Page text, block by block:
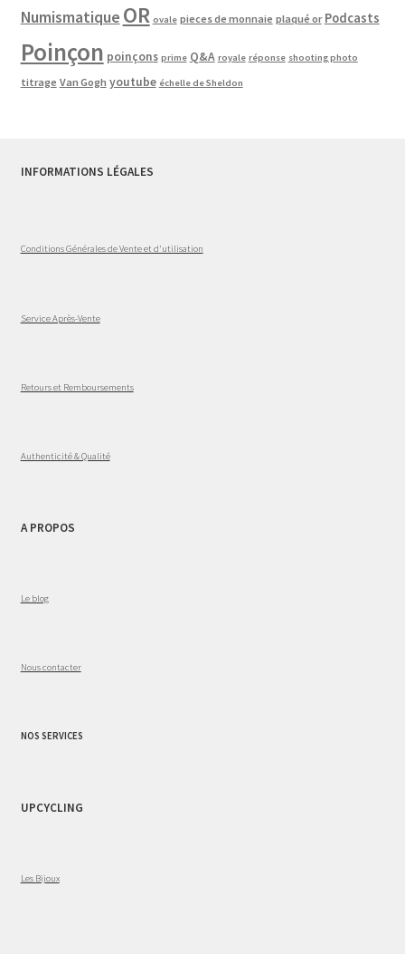
Numismatique OR ovale pieces de monnaie plaqué or Podcasts
Poinçon poinçons prime Q&A royale réponse shooting photo
titrage Van Gogh youtube échelle de Sheldon
INFORMATIONS LÉGALES
Conditions Générales de Vente et d'utilisation
Service Après-Vente
Retours et Remboursements
Authenticité & Qualité
A PROPOS
Le blog
Nous contacter
NOS SERVICES
UPCYCLING
Les Bijoux